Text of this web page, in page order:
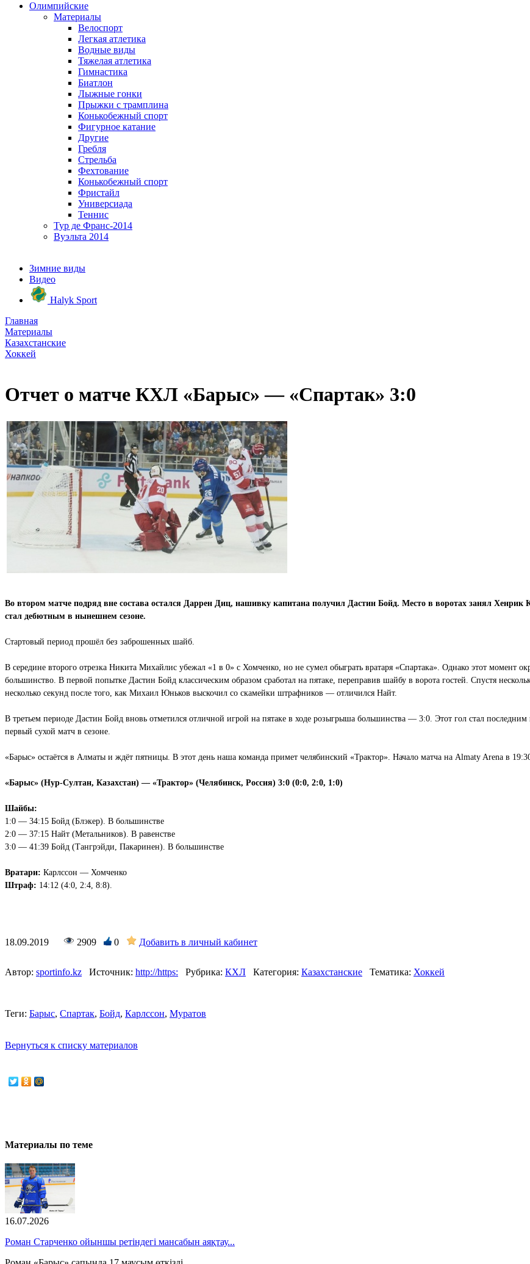
Олимпийские
Материалы
Велоспорт
Легкая атлетика
Водные виды
Тяжелая атлетика
Гимнастика
Биатлон
Лыжные гонки
Прыжки с трамплина
Конькобежный спорт
Фигурное катание
Другие
Гребля
Стрельба
Фехтование
Конькобежный спорт
Фристайл
Универсиада
Теннис
Тур де Франс-2014
Вуэльта 2014
Зимние виды
Видео
Halyk Sport
Главная
Материалы
Казахстанские
Хоккей
Отчет о матче КХЛ «Барыс» — «Спартак» 3:0
Во втором матче подряд вне состава остался Даррен Диц, нашивку капитана получил Дастин Бойд. Место в воротах занял
стал дебютным в нынешнем сезоне.
Стартовый период прошёл без заброшенных шайб.
В середине второго отрезка Никита Михайлис убежал «1 в 0» с Хомченко, но не сумел обыграть вратаря «Спартака». Однако этот момент
большинство. В первой попытке Дастин Бойд классическим образом сработал на пятаке, переправив шайбу в ворота гостей. Спустя
несколько секунд после того, как Михаил Юньков выскочил со скамейки штрафников — отличился Найт.
В третьем периоде Дастин Бойд вновь отметился отличной игрой на пятаке в ходе розыгрыша большинства — 3:0. Этот гол стал
первый сухой матч в сезоне.
«Барыс» остаётся в Алматы и ждёт пятницы. В этот день наша команда примет челябинский «Трактор». Начало матча на Almaty Arena в
«Барыс» (Нур-Султан, Казахстан) — «Трактор» (Челябинск, Россия) 3:0 (0:0, 2:0, 1:0)
Шайбы:
1:0 — 34:15 Бойд (Блэкер). В большинстве
2:0 — 37:15 Найт (Метальников). В равенстве
3:0 — 41:39 Бойд (Тангрэйди, Пакаринен). В большинстве
Вратари: Карлссон — Хомченко
Штраф: 14:12 (4:0, 2:4, 8:8).
18.09.2019 2909 0 Добавить в личный кабинет
Автор: sportinfo.kz Источник: http://https: Рубрика: КХЛ Категория: Казахстанские Тематика: Хоккей
Теги: Барыс, Спартак, Бойд, Карлссон, Муратов
Вернуться к списку материалов
Материалы по теме
16.07.2026
Роман Старченко ойыншы ретіндегі мансабын аяқтау...